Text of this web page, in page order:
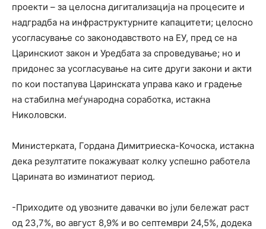
проекти – за целосна дигитализација на процесите и
надградба на инфраструктурните капацитети; целосно
усогласување со законодавството на ЕУ, пред се на
Царинскиот закон и Уредбата за спроведување; но и
придонес за усогласување на сите други закони и акти
по кои постапува Царинската управа како и градење
на стабилна меѓународна соработка, истакна
Николовски.
Министерката, Гордана Димитриеска-Кочоска, истакна
дека резултатите покажуваат колку успешно работела
Царината во изминатиот период.
-Приходите од увозните давачки во јули бележат раст
од 23,7%, во август 8,9% и во септември 24,5%, додека